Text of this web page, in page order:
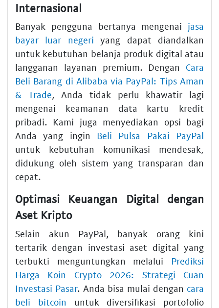
Internasional
Banyak pengguna bertanya mengenai jasa
bayar luar negeri yang dapat diandalkan
untuk kebutuhan belanja produk digital atau
langganan layanan premium. Dengan Cara
Beli Barang di Alibaba via PayPal: Tips Aman
& Trade, Anda tidak perlu khawatir lagi
mengenai keamanan data kartu kredit
pribadi. Kami juga menyediakan opsi bagi
Anda yang ingin Beli Pulsa Pakai PayPal
untuk kebutuhan komunikasi mendesak,
didukung oleh sistem yang transparan dan
cepat.
Optimasi Keuangan Digital dengan
Aset Kripto
Selain akun PayPal, banyak orang kini
tertarik dengan investasi aset digital yang
terbukti menguntungkan melalui Prediksi
Harga Koin Crypto 2026: Strategi Cuan
Investasi Pasar. Anda bisa mulai dengan cara
beli bitcoin untuk diversifikasi portofolio